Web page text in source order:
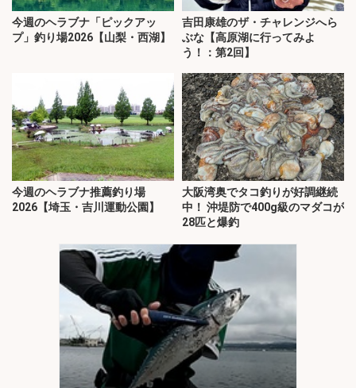
今週のヘラブナ「ピックアッ
プ」釣り場2026【山梨・西湖】
吉田康雄のザ・チャレンジへら
ぶな【高原湖に行ってみよ
う！：第2回】
今週のヘラブナ推薦釣り場
2026【埼玉・吉川運動公園】
大阪湾奥でタコ釣りが好調継続
中！ 沖堤防で400g級のマダコが
28匹と爆釣